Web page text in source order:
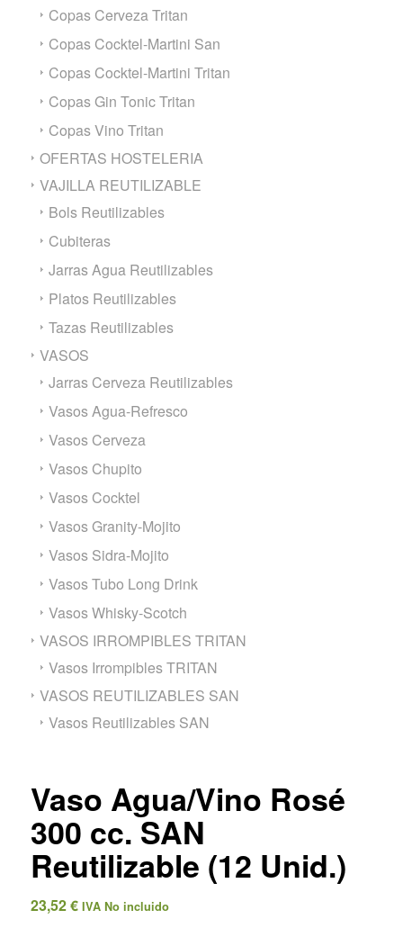
Copas Cerveza Tritan
Copas Cocktel-Martini San
Copas Cocktel-Martini Tritan
Copas Gin Tonic Tritan
Copas Vino Tritan
OFERTAS HOSTELERIA
VAJILLA REUTILIZABLE
Bols Reutilizables
Cubiteras
Jarras Agua Reutilizables
Platos Reutilizables
Tazas Reutilizables
VASOS
Jarras Cerveza Reutilizables
Vasos Agua-Refresco
Vasos Cerveza
Vasos Chupito
Vasos Cocktel
Vasos Granity-Mojito
Vasos Sidra-Mojito
Vasos Tubo Long Drink
Vasos Whisky-Scotch
VASOS IRROMPIBLES TRITAN
Vasos Irrompibles TRITAN
VASOS REUTILIZABLES SAN
Vasos Reutilizables SAN
Vaso Agua/Vino Rosé
300 cc. SAN
Reutilizable (12 Unid.)
23,52€ IVA No incluido